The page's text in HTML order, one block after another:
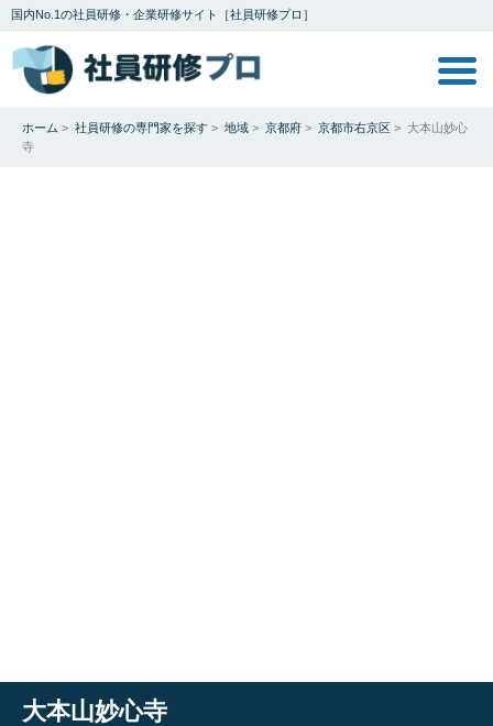
国内No.1の社員研修・企業研修サイト［社員研修プロ］
ホーム > 社員研修の専門家を探す > 地域 > 京都府 > 京都市右京区 > 大本山妙心
寺
大本山妙心寺